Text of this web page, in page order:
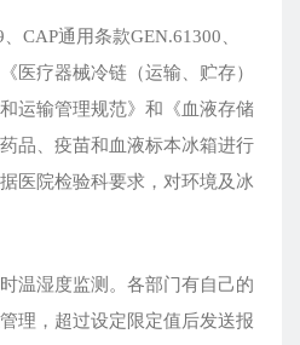
CAP通用条款GEN.61300、
医疗器械冷链（运输、贮存）
运输管理规范》和《血液存储
品、疫苗和血液标本冰箱进行
医院检验科要求，对环境及冰
温湿度监测。各部门有自己的
理，超过设定限定值后发送报